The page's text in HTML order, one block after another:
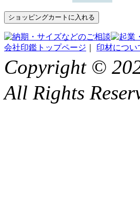
会社印鑑トップページ 印材につい
Copyright ©
All Rights